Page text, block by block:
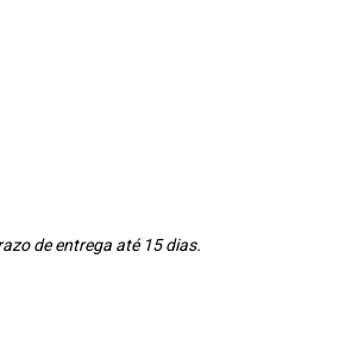
de entrega até 15 dias.